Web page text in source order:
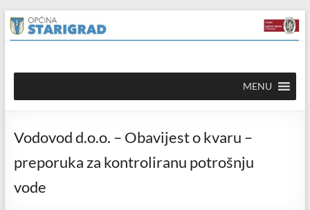
content
Skip
to
content
Općina
Starigrad
mrežna
MENU
Vodovod d.o.o. – Obavijest o kvaru –
preporuka za kontroliranu potrošnju
vode